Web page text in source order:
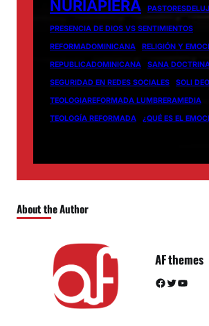
NURIAPIERA
PRESENCIA DE DIOS VS SENTIMIENTOS
REFORMADOMINICANA
RELIGIÓN Y
REPUBLICADOMINICANA
SANA
SEGURIDAD EN REDES SOCIALES
SOLI
TEOLOGIAREFORMADA LUMBRERAMEDIA
TEOLOGÍA REFORMADA
¿QUÉ ES EL
About the Author
AF themes
Facebook Twitter YouTube